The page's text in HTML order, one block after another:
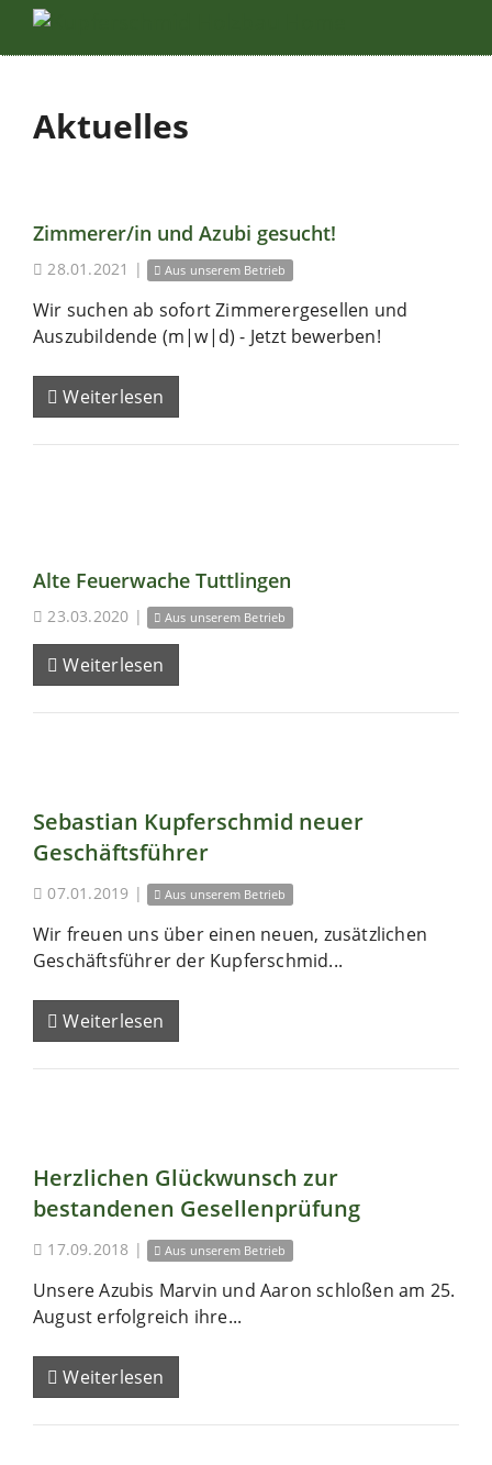
Aktuelles
Zimmerer/in und Azubi gesucht!
28.01.2021 | Aus unserem Betrieb
Wir suchen ab sofort Zimmerergesellen und
Auszubildende (m|w|d) - Jetzt bewerben!
Weiterlesen
Alte Feuerwache Tuttlingen
23.03.2020 | Aus unserem Betrieb
Weiterlesen
Sebastian Kupferschmid neuer
Geschäftsführer
07.01.2019 | Aus unserem Betrieb
Wir freuen uns über einen neuen, zusätzlichen
Geschäftsführer der Kupferschmid...
Weiterlesen
Herzlichen Glückwunsch zur
bestandenen Gesellenprüfung
17.09.2018 | Aus unserem Betrieb
Unsere Azubis Marvin und Aaron schloßen am 25.
August erfolgreich ihre...
Weiterlesen